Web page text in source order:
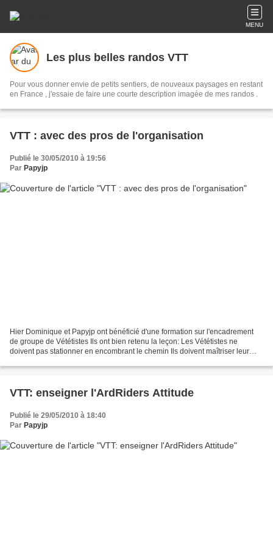
MENU
Les plus belles randos VTT
Pour vous donner envie de petits sentiers, de nouveaux paysages en restant
en France , j'essaie de faire une courte description imagée de mes randos .
VTT : avec des pros de l'organisation
Publié le 30/05/2010 à 19:56
Par Papyjp
Hier Dominique et Papyjp ont bénéficié d'une formation sur l'encadrement
de groupe de Vététistes Ils ont bien retenu la leçon: Les Vététistes ne
doivent pas stationner en encombrant le chemin Ils doivent maîtriser leur
VTT: enseigner l'ArdRiders Attitude
Publié le 29/05/2010 à 18:40
Par Papyjp